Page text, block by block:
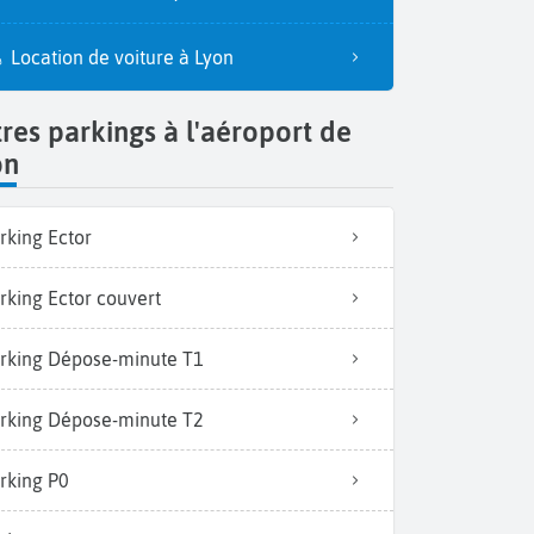
Location de voiture à Lyon
parkings à l'aéroport de
Ector
Ector couvert
Dépose-minute T1
Dépose-minute T2
P0